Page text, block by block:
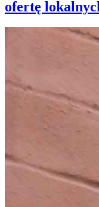
ofertę